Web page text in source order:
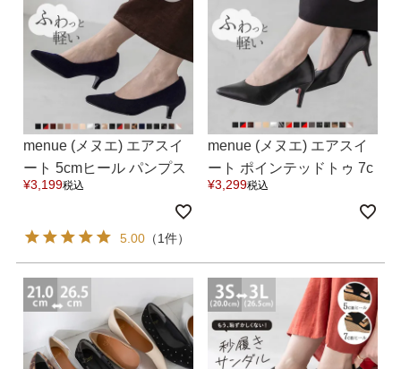
menue (メヌエ) エアスイ
ート 5cmヒール パンプス
送料無料
¥3,199税込
5.00（1件）
menue (メヌエ) エアスイ
ート ポインテッドトゥ 7c
mヒールパンプス 送料無
¥3,299税込